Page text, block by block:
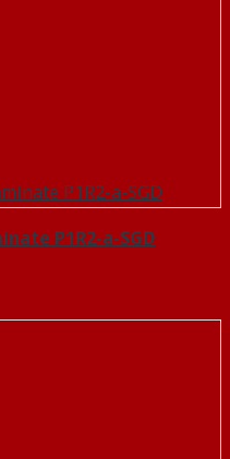
P1R2-a-SGD